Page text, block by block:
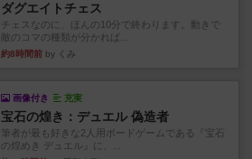
ダグエイトチェス
チェスなのに、ほんの10分で終わります。動きで
敵のコマの種類が分かれば...
約8時間前 by くみ
画像付き 充実
宝石の煌き：デュエル 偽造者
筆者が最も好きな2人用ボードゲームである『宝石
の煌めき デュエル』に、...